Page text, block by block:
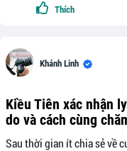
Thích
Khánh Linh
Kiều Tiên xác nhận
do và cách cùng
Sau thời gian ít chia sẻ về